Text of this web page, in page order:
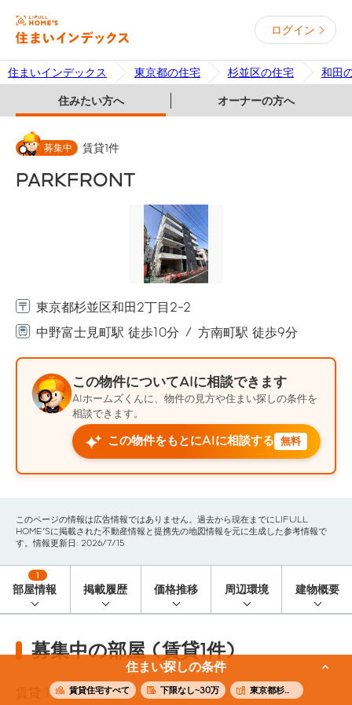
ログイン
住まいインデックス 東京都の住宅 杉並区の住宅 和田
住みたい方へ オーナーの方へ
住まい探しの条件
賃貸住宅すべて 下限なし~30万 東京都杉並区
募集中 賃貸1件
PARKFRONT
東京都杉並区和田2丁目2-2
中野富士見町駅 徒歩10分
方南町駅 徒歩9分
この物件についてAIに相談できます
AIホームズくんに、物件の見方や住まい探しの条件を
相談できます。
この物件をもとにAIに相談する 無料
このページの情報は広告情報ではありません。過去から現在までにLIFULL
HOME'Sに掲載された不動産情報と提携先の地図情報を元に生成した参考情報で
す。情報更新日: 2026/7/15
部屋情報
1
掲載履歴 価格推移 周辺環境 建物概要
募集中の部屋 (賃貸1件)
1 件